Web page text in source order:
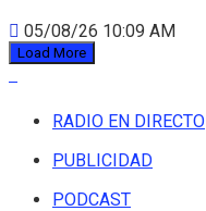
05/08/26 10:09 AM
Load More
RADIO EN DIRECTO
PUBLICIDAD
PODCAST